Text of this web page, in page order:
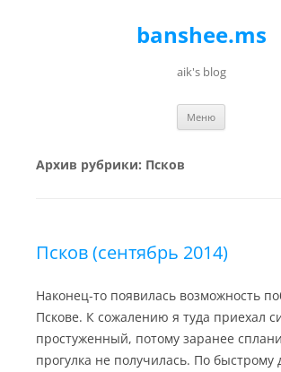
banshee.ms
aik's blog
Меню
Архив рубрики: Псков
Псков (сентябрь 2014)
Наконец-то появилась возможность
Пскове. К сожалению я туда приехал
простуженный, потому заранее
прогулка не получилась. По быстрому